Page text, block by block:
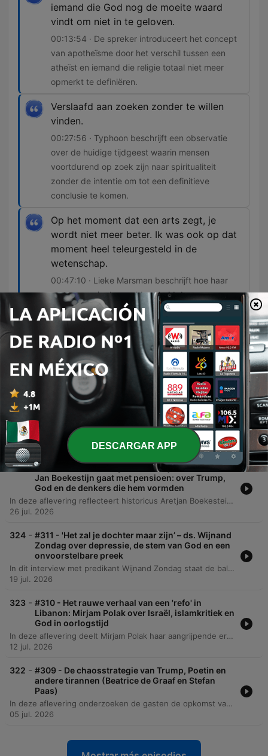
iemand die God nog de moeite waard
vindt om niet in te geloven.
00:13:54 · De spreker introduceert het concept
van apotheïsme door het verschil tussen een
atheïst en iemand die religie totaal niet meer
opmerkt te definiëren.
Verslaafd aan zoeken zonder te willen
vinden.
00:27:56 · Typhoon beschrijft een observatie
over de huidige tijdgeest waarin mensen
voortdurend op zoek zijn naar spiritualiteit
zonder de intentie om tot een definitieve
conclusie te komen.
Op het moment dat een arts zegt, je
wordt niet meer beter. Ik was ook op dat
moment heel teleurgesteld in de
wetenschap.
00:47:10 · Lieke Marsman beschrijft hoe haar
vertrouwen in de maakbaarheid door
wetenschap wankelde tijdens haar terminale
diagnose.
Episodios
326 - #313 - Geloven in God? Arjen Lubach, Herman
Finkers, Lieke Marsman, Typhoon e.a. | The Best
Of Ongelooflijke
Deze aflevering van de Ongelooflijke Podcast is een bloemlezing van de beste gesprekken uit zeven jaar, met onder andere fragmenten van Arjen Lubach en Herman Finkers. De segmenten verkennen verschillende perspectieven op geloof, variërend van het rationalisme van Lubach tot de acceptatie van het absurde door Finkers. De aflevering bespreekt daarnaast religie en spiritualiteit in een seculier Nederland, de spirituele zoektocht van rapper Typhoon en de spanning tussen rationaliteit en poëtische beleving. Ook de persoonlijke ervaringen van Lieke Marsman met spiritualiteit tijdens ziekte en de filosofie van Pascal komen aan bod.
02 ago. 2026
325 - #312 - ‘We leven in hysterische tijden’ - Arend
Jan Boekestijn gaat met pensioen: over Trump,
God en de denkers die hem vormden
In deze aflevering reflecteert historicus Aretjan Boekestein op zijn pensioen, zijn carrière als docent en de impact van de podcast op zijn leven. Hij deelt persoonlijke herinneringen aan zijn beginjaren bij het NRC Handelsblad, de invloed van zijn vader en zijn intellectuele vorming in een liberaal-christelijk milieu. Het gesprek verschuift naar diepere politieke en filosofische thema's, waaronder de spanning tussen nationale identiteit en Europese integratie, de theorieën van Reinhold Niebuhr over macht en moreel realisme, en de geopolitieke complexiteit van de moderne wereld. De aflevering sluit af met een reflectie op de kracht van klassieke muziek en de waarde van bescheidenheid.
26 jul. 2026
324 - #311 - 'Het zal je dochter maar zijn’ – ds. Wijnand
Zondag over depressie, de stem van God en een
onvoorstelbare preek
In dit interview met predikant Wijnand Zondag staat de balans tussen levensernst en goddelijke bevrijding centraal. Het gesprek verkent zijn persoonlijke reis van hoogleraar naar predikant, waarbij hij reflecteert op zijn roeping, de veranderende relatie van de gereformeerde kerk met de media en de strijd tegen vooroordelen over een beklemmende geloofswereld. De diepte van het gesprek wordt bereikt wanneer Zondag spreekt over persoonlijke crises, waaronder zijn strijd met depressie en het tragische verlies van zijn dochter door een verkeersongeluk. Hij deelt hoe hij in deze periodes van rouw en Godverlorenheid troost vond en de noodzaak van openheid over verdriet bespreekt.
19 jul. 2026
323 - #310 - Het rauwe verhaal van een 'refo' in
Libanon: Mirjam Polak over Israël, islamkritiek en
God in oorlogstijd
In deze aflevering deelt Mirjam Polak haar aangrijpende ervaringen met de cultuurschok en de trauma's die zij ervoer na haar terugkeer uit Libanon naar Nederland. Ze bespreekt de extreme contrasten tussen de chaos en economische instabiliteit in Libanon — getekend door de havenexplosie van Beirut — en de georganiseerde, maar voor haar soms spiritueel lege, Nederlandse samenleving. Het gesprek verdiept zich in Mirjam's persoonlijke transitie, van haar religieuze opvoeding in Zeeland tot haar werk als counselor en het oprichten van de 'The Light of Dawn Foundation'. Daarnaast reflecteert ze op complexe thema's zoals politieke polarisatie, de rol van Hezbollah en haar visie op het Israëlisch-Palestijnse conflict, waarbij ze waarschuwt voor een theologische blinde vlek binnen Nederlandse christelijke kringen.
12 jul. 2026
322 - #309 - De chaosstrategie van Trump, Poetin en
andere tirannen (Beatrice de Graaf en Stefan
Paas)
In deze aflevering onderzoeken de gasten de opkomst van sterke mannen en de definitie van tirannie, met een focus op de politieke strategieën van Poetin. De discussie belicht hoe autoritaire leiders de 'chaosparadox' gebruiken om zichzelf als noodzakelijke verlossers te presenteren door middel van het creëren en vervolgens bezweren van crises. Daarnaast wordt de historische en religieuze basis van verzet tegen machtsmisbruik besproken, van de protestantse traditie tot de Amerikaanse 'checks and balances'. De spreker waarschuwt voor de erosie van democratische instituties door machtsconcentratie en pleit voor een terugkeer naar constructief wantrouwen en morele deugden om de rechtsstaat te beschermen.
05 jul. 2026
DESCARGAR APP